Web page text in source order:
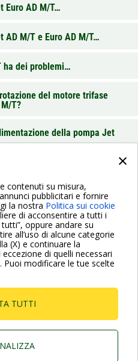
×
contenuti su misura,
pubblicitari e fornire
la nostra Politica sui cookie
di acconsentire a tutti i
oppure andare su
all’uso di alcune categorie
(X) e continuare la
di quelli necessari
modificare le tue scelte
TUTTI
Euro AD M/T…
AD M/T e Euro AD M/T…
ha dei problemi…
del motore trifase
T?
della pompa Jet
anche le Domande più
FAQ
328200- Cap.